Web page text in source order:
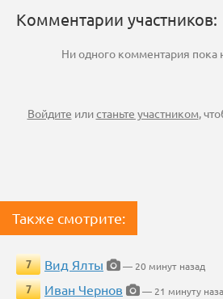
Комментарии участников:
Ни одного комментария пока
Войдите илистаньте участником,
Также смотрите:
7 Вид Ялты
— 20 минут назад
7
Иван Чернов
— 21 минуту